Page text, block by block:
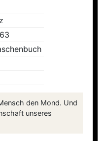
den Mond. Und
unseres